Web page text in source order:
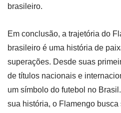
brasileiro.
Em conclusão, a trajetória do
brasileiro é uma história de
superações. Desde suas
de títulos nacionais e
um símbolo do futebol no
sua história, o Flamengo